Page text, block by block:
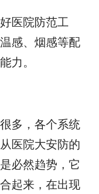
医院防范工
感、烟感等配
力。
多，各个系统
医院大安防的
必然趋势，它
起来，在出现